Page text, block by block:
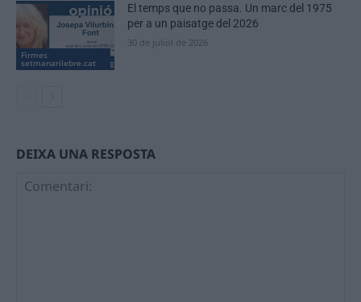
Firmes
setmanarilebre.cat
El temps que no passa. Un marc del 1975
per a un paisatge del 2026
30 de juliol de 2026
DEIXA UNA RESPOSTA